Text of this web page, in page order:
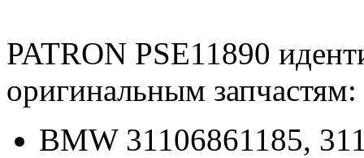
PATRON PSE11890
оригинальным запчастям:
BMW 31106861185,